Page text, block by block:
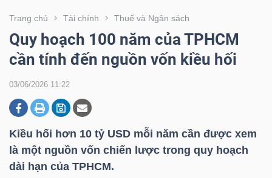
Trang chủ Tài chính Thuế và Ngân sách
Quy hoạch 100 năm của TPHCM
cần tính đến nguồn vốn kiều hối
03/06/2026 11:22
Kiều hối hơn 10 tỷ USD mỗi năm cần được xem
là một nguồn vốn chiến lược trong quy hoạch
dài hạn của TPHCM.
CHỨNG
DOANH
NGHIỆP